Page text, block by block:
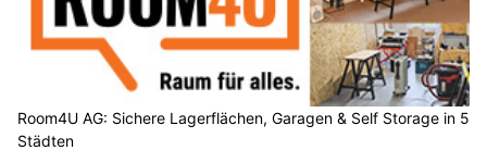
Room4U AG: Sichere Lagerflächen, Garagen & Self Storage in 5
Städten